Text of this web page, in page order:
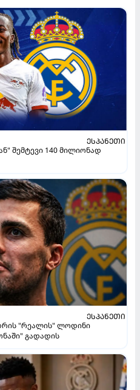
ᲔᲡᲞᲐᲜᲔᲗᲘ
შემტევი 140 მილიონად
ᲔᲡᲞᲐᲜᲔᲗᲘ
"რეალის" ლოდინი
გადადის